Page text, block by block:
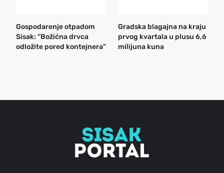
Gospodarenje otpadom
Sisak: “Božićna drvca
odložite pored kontejnera”
Gradska blagajna na kraju
prvog kvartala u plusu 6,6
milijuna kuna